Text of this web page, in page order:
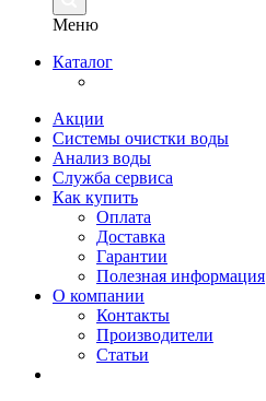
Меню
Каталог
Акции
Системы очистки воды
Анализ воды
Служба сервиса
Как купить
Оплата
Доставка
Гарантии
Полезная информация
О компании
Контакты
Производители
Статьи